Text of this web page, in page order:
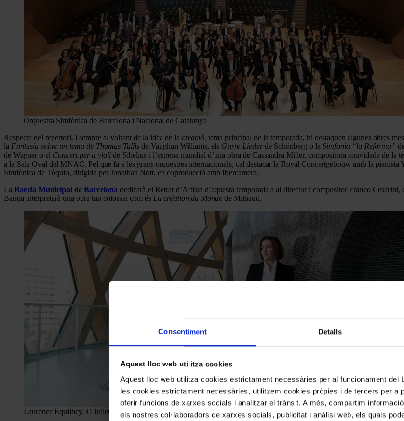
Consentiment Detalls
Aquest lloc web utilitza cookies
Aquest lloc web utilitza cookies estrictament necessàries per al funcionament del
les cookies estrictament necessàries, utilitzem cookies pròpies i de tercers per a
oferir funcions de xarxes socials i analitzar el trànsit. A més, compartim
els nostres col·laboradors de xarxes socials, publicitat i anàlisi web, els quals
Orquestra Simfònica de Barcelona i Nacional de Catalunya
Respecte del repertori, i sempre al voltant de la idea de la creació, tema principal de la temporada, hi destaquen algunes obres
la Fantasia sobre un tema de Thomas Tallis de Vaughan Williams, els Gurre-Lieder de Schönberg o la Simfonia “la Reforma”
de Wagner o el Concert per a violíde Sibelius i l’estrena mundial d’una obra de Cassandra Miller, compositora convidada de
a la Sala Oval del MNAC. Pel que fa a les grans orquestres internacionals, cal destacar la Royal Concertgebouw amb la
Simfònica de Tòquio, dirigida per Jonathan Nott, en coproducció amb Ibercamera.
La Banda Municipal de Barcelona dedicarà el Retrat d’Artista d’aquesta temporada a al director i compositor Franco
Banda interpretarà una obra tan colossal com és La création du Monde de Milhaud.
Laurence Equilbey. © Julien Benhamou